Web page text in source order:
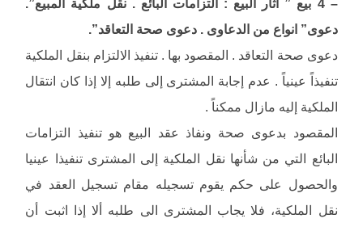
– 4 بيع ” آثار البيع : التزامات البائع . نقل ملكية المبيع”.
دعوى” انواع من الدعاوى . دعوى صحة التعاقد”.
دعوى صحة التعاقد . المقصود بها . تنفيذ الالتزام بنقل الملكية
تنفيذاً عينياً . عدم إجابة المشترى إلى طلبه إلا إذا كان انتقال
الملكية إليه مازال ممكناً .
المقصود بدعوى صحة ونفاذ عقد البيع هو تنفيذ التزامات
البائع التي من شأنها نقل الملكية إلى المشترى تنفيذا عينيا
والحصول على حكم يقوم تسجيله مقام تسجيل العقد في
نقل الملكية، فلا يجاب المشترى الى طلبه ألا إذا اثبت أن